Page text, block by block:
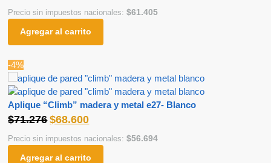
Precio sin impuestos nacionales:$61.405
Agregar al carrito
-4%
Aplique “Climb” madera y metal e27- Blanco
$71.276 $68.600
Precio sin impuestos nacionales:$56.694
Agregar al carrito